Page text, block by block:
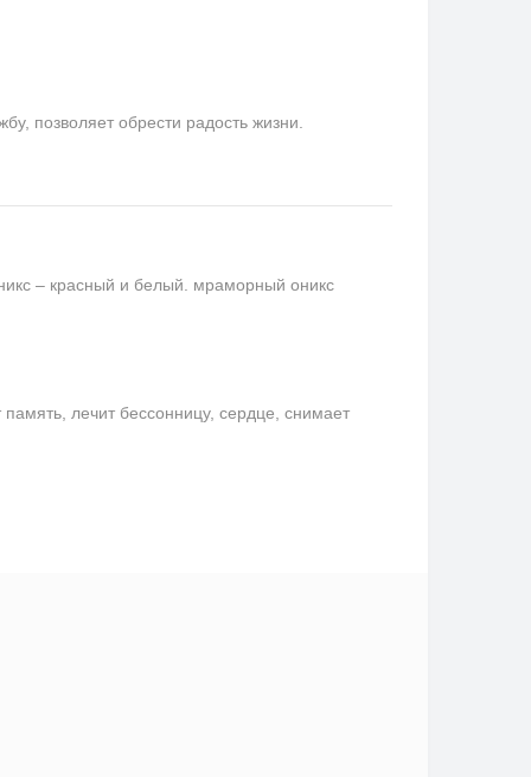
позволяет обрести радость жизни.
– красный и белый. мраморный оникс
лечит бессонницу, сердце, снимает